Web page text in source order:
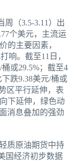
（3.5-3.11）出
个美元，主流运
的主要因素，
响。截至11日，
或29.5%；截至4
跌9.38美元/桶或
区平行延伸，表
下延伸，绿色动
消息叠加的强劲
质原油期货中持
国经济初步数据